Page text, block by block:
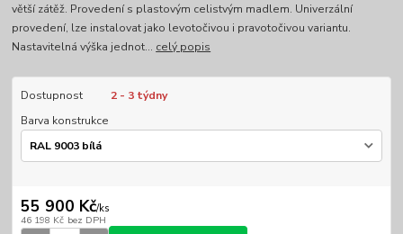
větší zátěž. Provedení s plastovým celistvým madlem. Univerzální
provedení, lze instalovat jako levotočivou i pravotočivou variantu.
Nastavitelná výška jednot... celý popis
Dostupnost
2 - 3 týdny
Barva konstrukce
55 900 Kč/ks
46 198 Kč bez DPH